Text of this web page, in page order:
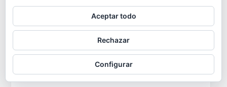
en cualquiera de los restaurantes ubicados
en la misma orilla del lago. Y si tenemos
Jardín Botánico. En cualquiera de los centros
comerciales de Entebbe encontrarás bancos
y oficinas de cambio para conseguir chelines
Aceptar todo
Rechazar
Configurar